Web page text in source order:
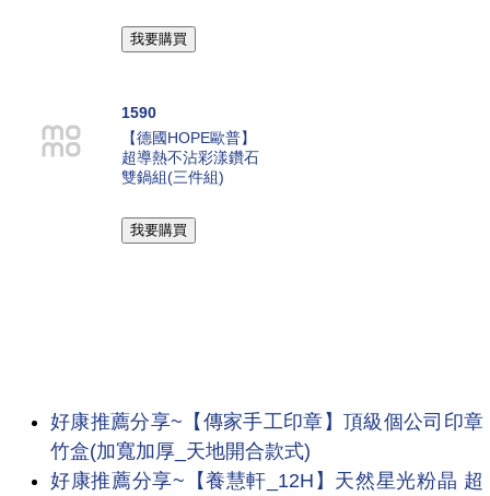
1590
【德國HOPE歐普】
超導熱不沾彩漾鑽石
雙鍋組(三件組)
好康推薦分享~【傳家手工印章】頂級個公司印章
竹盒(加寬加厚_天地開合款式)
好康推薦分享~【養慧軒_12H】天然星光粉晶 超